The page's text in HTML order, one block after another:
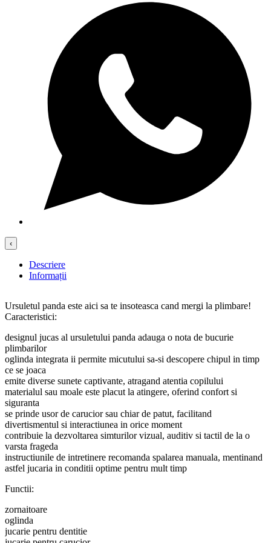
‹
Descriere
Informații
Ursuletul panda este aici sa te insoteasca cand mergi la plimbare!
Caracteristici:
designul jucas al ursuletului panda adauga o nota de bucurie
plimbarilor
oglinda integrata ii permite micutului sa-si descopere chipul in timp
ce se joaca
emite diverse sunete captivante, atragand atentia copilului
materialul sau moale este placut la atingere, oferind confort si
siguranta
se prinde usor de carucior sau chiar de patut, facilitand
divertismentul si interactiunea in orice moment
contribuie la dezvoltarea simturilor vizual, auditiv si tactil de la o
varsta frageda
instructiunile de intretinere recomanda spalarea manuala, mentinand
astfel jucaria in conditii optime pentru mult timp
Functii:
zornaitoare
oglinda
jucarie pentru dentitie